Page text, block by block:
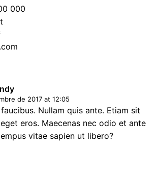
000
de 2017 at 12:05
Nullam quis ante. Etiam sit
eros. Maecenas nec odio et ante
vitae sapien ut libero?